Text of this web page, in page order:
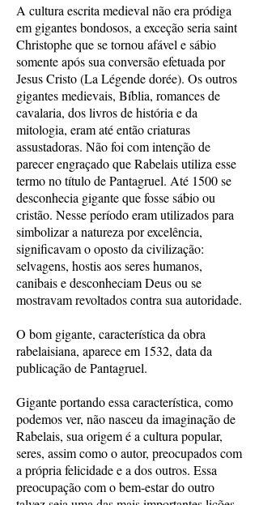
A cultura escrita medieval não era pródiga
em gigantes bondosos, a exceção seria saint
Christophe que se tornou afável e sábio
somente após sua conversão efetuada por
Jesus Cristo (La Légende dorée). Os outros
gigantes medievais, Bíblia, romances de
cavalaria, dos livros de história e da
mitologia, eram até então criaturas
assustadoras. Não foi com intenção de
parecer engraçado que Rabelais utiliza esse
termo no título de Pantagruel. Até 1500 se
desconhecia gigante que fosse sábio ou
cristão. Nesse período eram utilizados para
simbolizar a natureza por excelência,
significavam o oposto da civilização:
selvagens, hostis aos seres humanos,
canibais e desconheciam Deus ou se
mostravam revoltados contra sua autoridade.
O bom gigante, característica da obra
rabelaisiana, aparece em 1532, data da
publicação de Pantagruel.
Gigante portando essa característica, como
podemos ver, não nasceu da imaginação de
Rabelais, sua origem é a cultura popular,
seres, assim como o autor, preocupados com
a própria felicidade e a dos outros. Essa
preocupação com o bem-estar do outro